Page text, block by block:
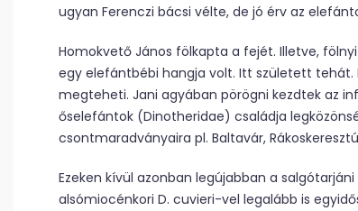
ugyan Ferenczi bácsi vélte, de jó érv az
Homokvető János fölkapta a fejét. Illetve,
egy elefántbébi hangja volt. Itt született
megteheti. Jani agyában pörögni kezdtek az
őselefántok (Dinotheridae) családja
csontmaradványaira pl. Baltavár,
Ezeken kívül azonban legújabban a
alsómiocénkori D. cuvieri-vel legalább is